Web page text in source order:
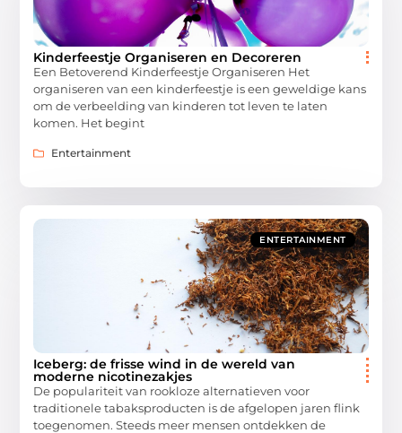
Kinderfeestje Organiseren en Decoreren
Een Betoverend Kinderfeestje Organiseren Het
organiseren van een kinderfeestje is een geweldige kans
om de verbeelding van kinderen tot leven te laten
komen. Het begint
Entertainment
ENTERTAINMENT
Iceberg: de frisse wind in de wereld van
moderne nicotinezakjes
De populariteit van rookloze alternatieven voor
traditionele tabaksproducten is de afgelopen jaren flink
toegenomen. Steeds meer mensen ontdekken de